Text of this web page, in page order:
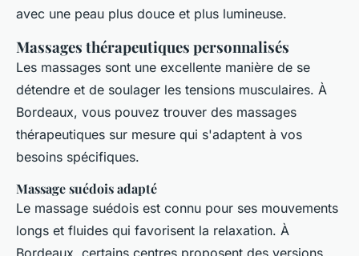
avec une peau plus douce et plus lumineuse.
Massages thérapeutiques personnalisés
Les massages sont une excellente manière de se
détendre et de soulager les tensions musculaires. À
Bordeaux, vous pouvez trouver des massages
thérapeutiques sur mesure qui s'adaptent à vos
besoins spécifiques.
Massage suédois adapté
Le massage suédois est connu pour ses mouvements
longs et fluides qui favorisent la relaxation. À